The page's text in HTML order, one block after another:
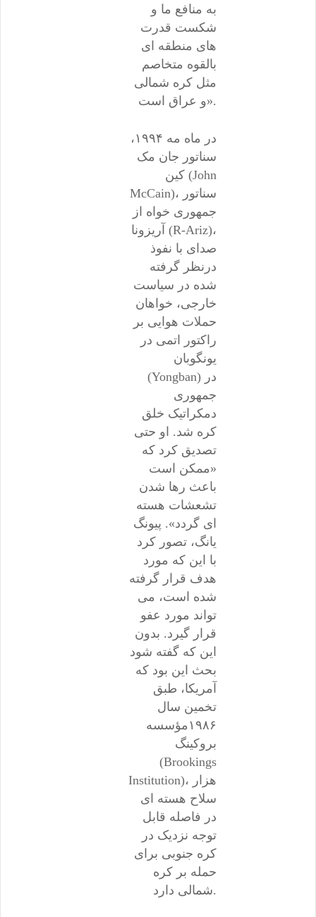
به منافع ما و
شکست قدرت
های منطقه ای
بالقوه متخاصم
مثل کره شمالی
و عراق است».
در ماه مه ۱۹۹۴،
سناتور جان مک
کین (John
McCain)، سناتور
جمهوری خواه از
آریزونا (R-Ariz)،
صدای با نفوذ
درنظر گرفته
شده در سیاست
خارجی، خواهان
حملات هوایی بر
راکتور اتمی در
یونگوبان
(Yongban) در
جمهوری
دمکراتیک خلق
کره شد. او حتی
تصدیق کرد که
«ممکن است
باعث رها شدن
تشعشات هسته
ای گردد». پیونگ
یانگ، تصور کرد
با این که مورد
هدف قرار گرفته
شده است، می
تواند مورد عفو
قرار گیرد. بدون
این که گفته شود
بحث این بود که
آمریکا، طبق
تخمین سال
۱۹۸۶مؤسسه
بروکینگ
(Brookings
Institution)، هزار
سلاح هسته ای
در فاصله قابل
توجه نزدیک در
کره جنوبی برای
حمله بر کره
شمالی دارد.